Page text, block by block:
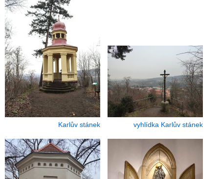
Karlův stánek vyhlídka Karlův stánek